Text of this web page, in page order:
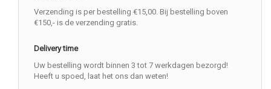
Verzending is per bestelling €15,00. Bij bestelling boven
€150,- is de verzending gratis.
Delivery time
Uw bestelling wordt binnen 3 tot 7 werkdagen bezorgd!
Heeft u spoed, laat het ons dan weten!